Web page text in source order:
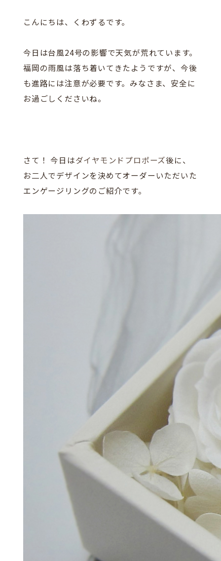
こんにちは、くわずるです。
今日は台風24号の影響で天気が荒れています。
福岡の雨風は落ち着いてきたようですが、今後
も進路には注意が必要です。みなさま、安全に
お過ごしくださいね。
さて！ 今日はダイヤモンドプロポーズ後に、
お二人でデザインを決めてオーダーいただいた
エンゲージリングのご紹介です。